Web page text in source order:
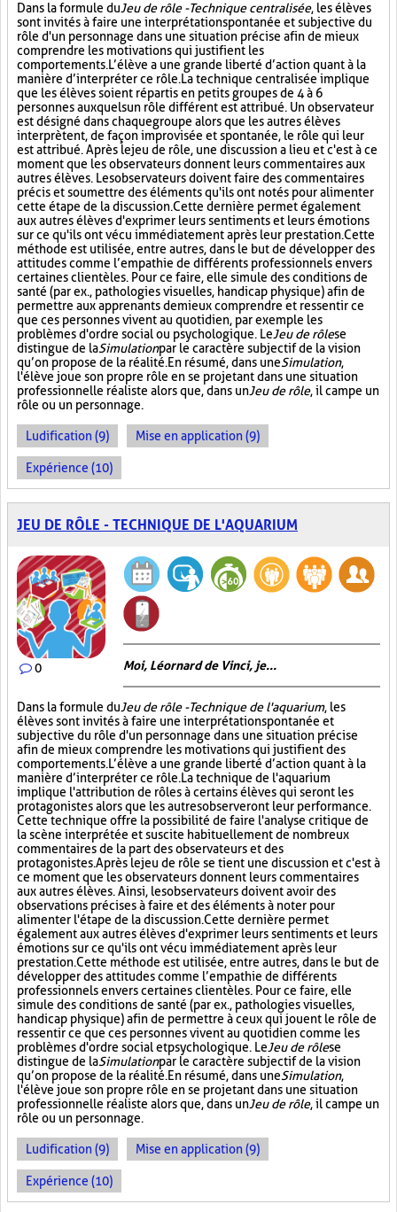
Dans la formule duJeu de rôle - Technique centralisée, les élèves
sont invités à faire une interprétation spontanée et subjective du
rôle d'un personnage dans une situation précise afin de mieux
comprendre les motivations qui justifient les
comportements. L’élève a une grande liberté d’action quant à la
manière d’interpréter ce rôle. La technique centralisée implique
que les élèves soient répartis en petits groupes de 4 à 6
personnes auxquels un rôle différent est attribué. Un observateur
est désigné dans chaque groupe alors que les autres élèves
interprètent, de façon improvisée et spontanée, le rôle qui leur
est attribué. Après le jeu de rôle, une discussion a lieu et c'est à ce
moment que les observateurs donnent leurs commentaires aux
autres élèves. Les observateurs doivent faire des commentaires
précis et soumettre des éléments qu'ils ont notés pour alimenter
cette étape de la discussion. Cette dernière permet également
aux autres élèves d'exprimer leurs sentiments et leurs émotions
sur ce qu'ils ont vécu immédiatement après leur prestation. Cette
méthode est utilisée, entre autres, dans le but de développer des
attitudes comme l’empathie de différents professionnels envers
certaines clientèles. Pour ce faire, elle simule des conditions de
santé (par ex., pathologies visuelles, handicap physique) afin de
permettre aux apprenants de mieux comprendre et ressentir ce
que ces personnes vivent au quotidien, par exemple les
problèmes d'ordre social ou psychologique. LeJeu de rôlese
distingue de laSimulationpar le caractère subjectif de la vision
qu’on propose de la réalité. En résumé, dans uneSimulation,
l'élève joue son propre rôle en se projetant dans une situation
professionnelle réaliste alors que, dans unJeu de rôle, il campe un
rôle ou un personnage.
Ludification (9) Mise en application (9)
Expérience (10)
JEU DE RÔLE - TECHNIQUE DE L'AQUARIUM
0 Moi, Léornard de Vinci, je...
Dans la formule duJeu de rôle - Technique de l'aquarium, les
élèves sont invités à faire une interprétation spontanée et
subjective du rôle d'un personnage dans une situation précise
afin de mieux comprendre les motivations qui justifient des
comportements. L’élève a une grande liberté d’action quant à la
manière d’interpréter ce rôle. La technique de l'aquarium
implique l'attribution de rôles à certains élèves qui seront les
protagonistes alors que les autres observeront leur performance.
Cette technique offre la possibilité de faire l'analyse critique de
la scène interprétée et suscite habituellement de nombreux
commentaires de la part des observateurs et des
protagonistes. Après le jeu de rôle se tient une discussion et c'est à
ce moment que les observateurs donnent leurs commentaires
aux autres élèves. Ainsi, les observateurs doivent avoir des
observations précises à faire et des éléments à noter pour
alimenter l'étape de la discussion. Cette dernière permet
également aux autres élèves d'exprimer leurs sentiments et leurs
émotions sur ce qu'ils ont vécu immédiatement après leur
prestation. Cette méthode est utilisée, entre autres, dans le but de
développer des attitudes comme l’empathie de différents
professionnels envers certaines clientèles. Pour ce faire, elle
simule des conditions de santé (par ex., pathologies visuelles,
handicap physique) afin de permettre à ceux qui jouent le rôle de
ressentir ce que ces personnes vivent au quotidien comme les
problèmes d'ordre social et psychologique. LeJeu de rôlese
distingue de laSimulationpar le caractère subjectif de la vision
qu’on propose de la réalité. En résumé, dans uneSimulation,
l'élève joue son propre rôle en se projetant dans une situation
professionnelle réaliste alors que, dans unJeu de rôle, il campe un
rôle ou un personnage.
Ludification (9) Mise en application (9)
Expérience (10)